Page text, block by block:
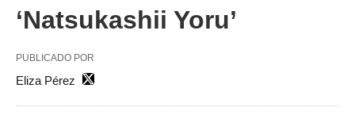
‘Natsukashii Yoru’
PUBLICADO POR
Eliza Pérez